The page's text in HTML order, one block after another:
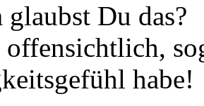
glaubst Du das?
habe!